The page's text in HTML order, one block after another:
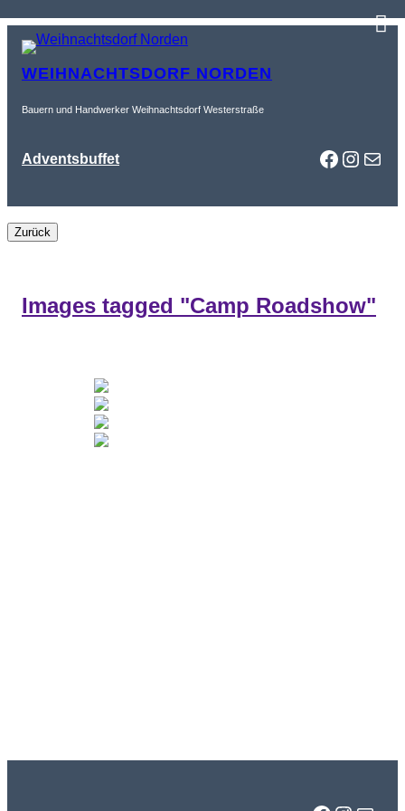
Inhalt
springen
WEIHNACHTSDORF NORDEN
Bauern und Handwerker Weihnachtsdorf Westerstraße
Adventsbuffet Mail
Images tagged "Camp Roadshow"